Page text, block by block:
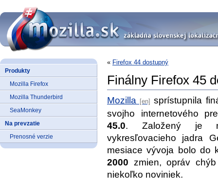
Produkty
Mozilla Firefox
Mozilla Thunderbird
SeaMonkey
Na prevzatie
Prenosné verzie
« Firefox 44 dostupný
Finálny Firefox 45
Mozilla
sprístupnila
svojho internetového
45.0. Založený je
vykresľovacieho jadra
mesiace vývoja bolo do
2000 zmien, opráv
niekoľko noviniek.